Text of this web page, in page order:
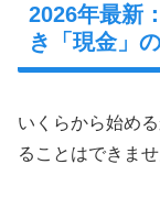
2026年最新
き「現金」
いくらから始め
ることはできませ